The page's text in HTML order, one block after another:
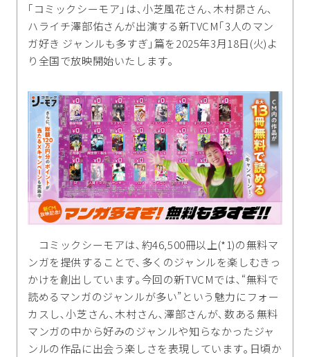
｢コミックシーモア｣は､小芝風花さん､木村昴さん､
ハライチ澤部佑さんが出演する新TVCM｢3人のマン
ガ好き ジャンルも多すぎ｣篇を2025年3月18日(火)よ
り全国で放映開始いたします｡
コミックシーモアは､約46,500冊以上(*1)の無料マ
ンガを提供することで､多くのジャンルを楽しむきっ
かけを創出しています｡今回の新TVCMでは､“無料で
読めるマンガのジャンルが多い”という魅力にフォー
カスし､小芝さん､木村さん､澤部さんが､数ある無料
マンガの中から好みのジャンルや知らなかったジャ
ンルの作品に出会う楽しさを表現しています｡日頃か